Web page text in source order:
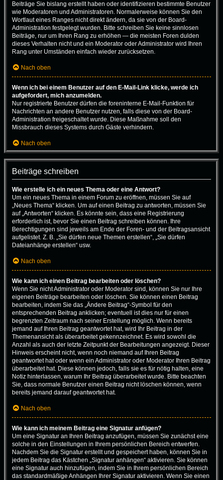
Beiträge Sie bislang erstellt haben oder identifizieren bestimmte Benutzer
wie Moderatoren und Administratoren. Normalerweise können Sie den
Wortlaut eines Ranges nicht direkt ändern, da sie von der Board-
Administration festgelegt wurden. Bitte schreiben Sie keine sinnlosen
Beiträge, nur um Ihren Rang zu erhöhen — die meisten Foren dulden
dieses Verhalten nicht und ein Moderator oder Administrator wird Ihren
Rang unter Umständen einfach wieder zurücksetzen.
Nach oben
Wenn ich bei einem Benutzer auf den E-Mail-Link klicke, werde ich
aufgefordert, mich anzumelden.
Nur registrierte Benutzer dürfen die foreninterne E-Mail-Funktion für
Nachrichten an andere Benutzer nutzen, falls diese von der Board-
Administration freigeschaltet wurde. Diese Maßnahme soll den
Missbrauch dieses Systems durch Gäste verhindern.
Nach oben
Beiträge schreiben
Wie erstelle ich ein neues Thema oder eine Antwort?
Um ein neues Thema in einem Forum zu eröffnen, müssen Sie auf
„Neues Thema“ klicken. Um auf einen Beitrag zu antworten, müssen Sie
auf „Antworten“ klicken. Es könnte sein, dass eine Registrierung
erforderlich ist, bevor Sie einen Beitrag schreiben können. Ihre
Berechtigungen sind jeweils am Ende der Foren- und der Beitragsansicht
aufgelistet. Z. B. „Sie dürfen neue Themen erstellen“, „Sie dürfen
Dateianhänge erstellen“ usw.
Nach oben
Wie kann ich einen Beitrag bearbeiten oder löschen?
Wenn Sie nicht Administrator oder Moderator sind, können Sie nur Ihre
eigenen Beiträge bearbeiten oder löschen. Sie können einen Beitrag
bearbeiten, indem Sie das „Ändere Beitrag“-Symbol für den
entsprechenden Beitrag anklicken; eventuell ist dies nur für einen
begrenzten Zeitraum nach seiner Erstellung möglich. Wenn bereits
jemand auf Ihren Beitrag geantwortet hat, wird Ihr Beitrag in der
Themenansicht als überarbeitet gekennzeichnet. Es wird sowohl die
Anzahl als auch der letzte Zeitpunkt der Bearbeitungen angezeigt. Dieser
Hinweis erscheint nicht, wenn noch niemand auf Ihren Beitrag
geantwortet hat oder wenn ein Administrator oder Moderator Ihren Beitrag
überarbeitet hat. Diese können jedoch, falls sie es für nötig halten, eine
Notiz hinterlassen, warum Ihr Beitrag überarbeitet wurde. Bitte beachten
Sie, dass normale Benutzer einen Beitrag nicht löschen können, wenn
bereits jemand darauf geantwortet hat.
Nach oben
Wie kann ich meinem Beitrag eine Signatur anfügen?
Um eine Signatur an Ihren Beitrag anzufügen, müssen Sie zunächst eine
solche in den Einstellungen in Ihrem persönlichen Bereich entwerfen.
Nachdem Sie die Signatur erstellt und gespeichert haben, können Sie in
jedem Beitrag das Kästchen „Signatur anhängen“ aktivieren. Sie können
eine Signatur auch hinzufügen, indem Sie in Ihrem persönlichen Bereich
das standardmäßige Anhängen Ihrer Signatur aktivieren. Wenn Sie einen